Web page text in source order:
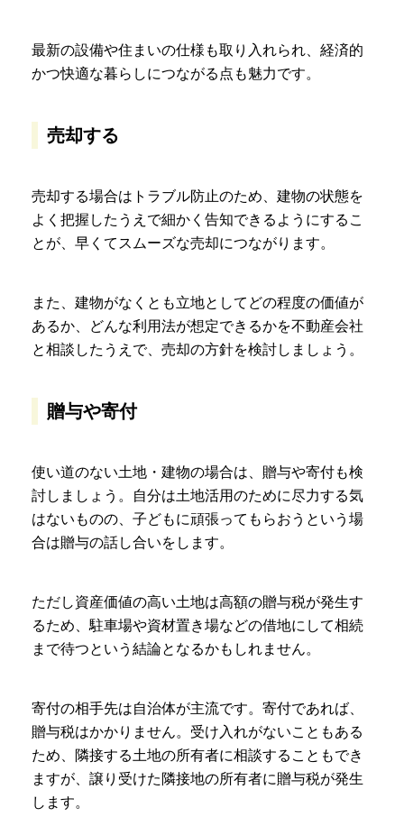
最新の設備や住まいの仕様も取り入れられ、経済的
かつ快適な暮らしにつながる点も魅力です。
売却する
売却する場合はトラブル防止のため、建物の状態を
よく把握したうえで細かく告知できるようにするこ
とが、早くてスムーズな売却につながります。
また、建物がなくとも立地としてどの程度の価値が
あるか、どんな利用法が想定できるかを不動産会社
と相談したうえで、売却の方針を検討しましょう。
贈与や寄付
使い道のない土地・建物の場合は、贈与や寄付も検
討しましょう。自分は土地活用のために尽力する気
はないものの、子どもに頑張ってもらおうという場
合は贈与の話し合いをします。
ただし資産価値の高い土地は高額の贈与税が発生す
るため、駐車場や資材置き場などの借地にして相続
まで待つという結論となるかもしれません。
寄付の相手先は自治体が主流です。寄付であれば、
贈与税はかかりません。受け入れがないこともある
ため、隣接する土地の所有者に相談することもでき
ますが、譲り受けた隣接地の所有者に贈与税が発生
します。